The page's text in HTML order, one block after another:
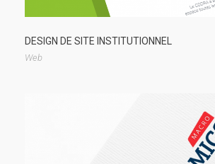
DESIGN DE SITE INSTITUTIONNEL
Web